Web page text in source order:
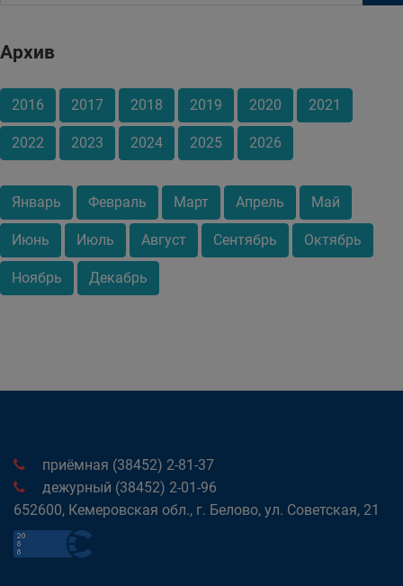
Архив
2016 2017 2018 2019 2020 2021
2022 2023 2024 2025 2026
Январь Февраль Март Апрель Май
Июнь Июль Август Сентябрь Октябрь
Ноябрь Декабрь
приёмная (38452) 2-81-37
дежурный (38452) 2-01-96
652600, Кемеровская обл., г. Белово, ул. Советская, 21